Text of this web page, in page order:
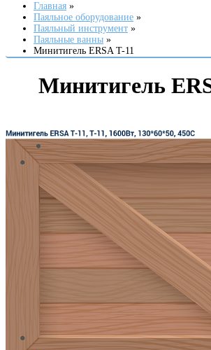
Главная
Паяльное оборудование
Паяльный инструмент
Паяльные ванны
Минитигель ERSA T-11
Минитигель